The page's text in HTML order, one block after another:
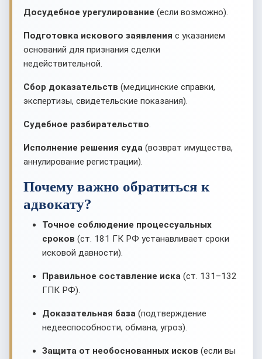
Досудебное урегулирование (если возможно).
Подготовка искового заявления с указанием
оснований для признания сделки
недействительной.
Сбор доказательств (медицинские справки,
экспертизы, свидетельские показания).
Судебное разбирательство.
Исполнение решения суда (возврат имущества,
аннулирование регистрации).
Почему важно обратиться к
адвокату?
Точное соблюдение процессуальных
сроков (ст. 181 ГК РФ устанавливает сроки
исковой давности).
Правильное составление иска (ст. 131–132
ГПК РФ).
Доказательная база (подтверждение
недееспособности, обмана, угроз).
Защита от необоснованных исков (если вы